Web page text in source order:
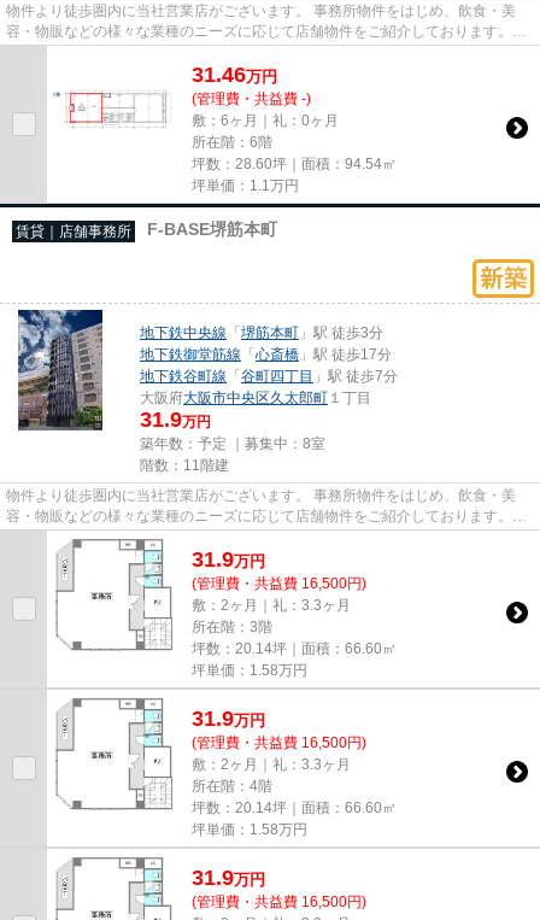
物件より徒歩圏内に当社営業店がございます。 事務所物件をはじめ、飲食・美
容・物販などの様々な業種のニーズに応じて店舗物件をご紹介しております。
尚、弊社ではおとり広告は一切...
31.46万円
(管理費・共益費 -)
敷：6ヶ月｜礼：0ヶ月
所在階：6階
坪数：28.60坪｜面積：94.54㎡
坪単価： 1.1 万円
賃貸｜店舗事務所 F-BASE堺筋本町
地下鉄中央線 「堺筋本町 」駅 徒歩3分
地下鉄御堂筋線 「心斎橋 」駅 徒歩17分
地下鉄谷町線 「谷町四丁目 」駅 徒歩7分
大阪府大阪市中央区久太郎町 １丁目
31.9万円
築年数：予定 ｜募集中： 8室
階数：11階建
物件より徒歩圏内に当社営業店がございます。 事務所物件をはじめ、飲食・美
容・物販などの様々な業種のニーズに応じて店舗物件をご紹介しております。
尚、弊社ではおとり広告は一切...
31.9万円
(管理費・共益費 16,500円)
敷：2ヶ月｜礼：3.3ヶ月
所在階：3階
坪数：20.14坪｜面積：66.60㎡
坪単価： 1.58万円
31.9万円
(管理費・共益費 16,500円)
敷：2ヶ月｜礼：3.3ヶ月
所在階：4階
坪数：20.14坪｜面積：66.60㎡
坪単価： 1.58万円
31.9万円
(管理費・共益費 16,500円)